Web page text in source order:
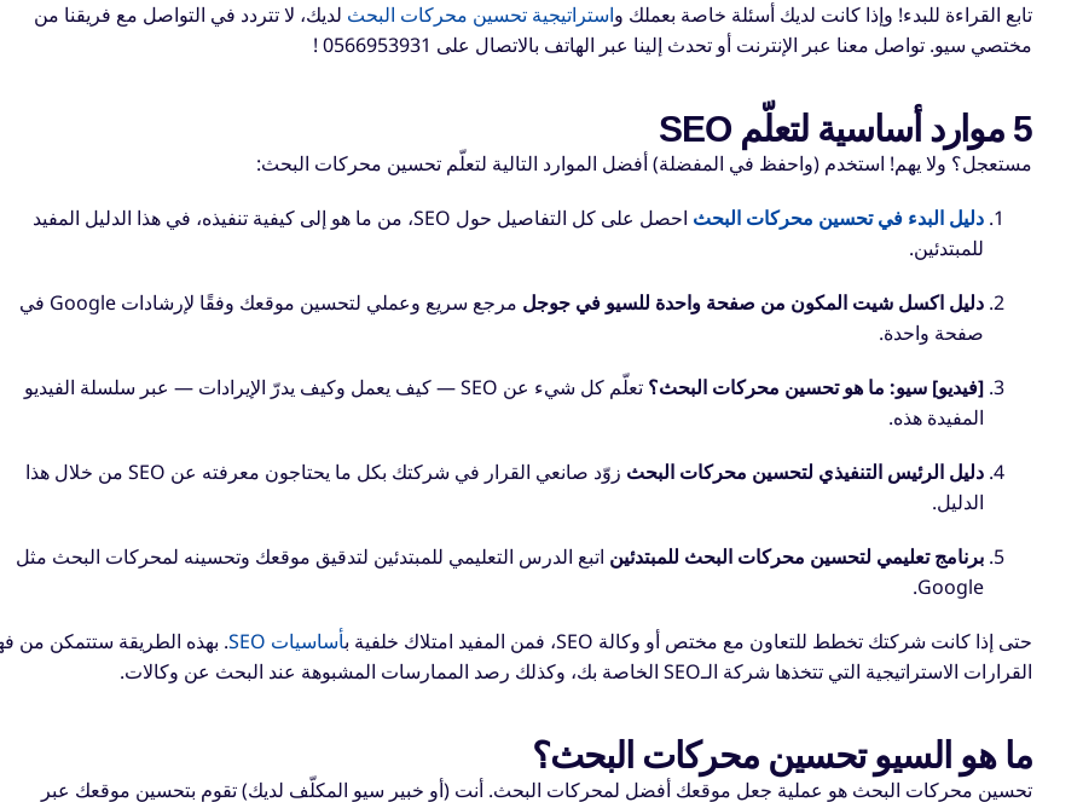
تابع القراءة للبدء! وإذا كانت لديك أسئلة خاصة بعملك واستراتيجية تحسين محركات البحث لديك، لا تتردد في التواصل مع فريقنا من
مختصي سيو. تواصل معنا عبر الإنترنت أو تحدث إلينا عبر الهاتف بالاتصال على 0566953931 !
5 موارد أساسية لتعلّم SEO
مستعجل؟ ولا يهم! استخدم (واحفظ في المفضلة) أفضل الموارد التالية لتعلّم تحسين محركات البحث:
دليل البدء في تحسين محركات البحث
احصل على كل التفاصيل حول SEO، من ما هو إلى كيفية تنفيذه، في هذا الدليل المفيد
للمبتدئين.
دليل اكسل شيت المكون من صفحة واحدة للسيو في جوجل
مرجع سريع وعملي لتحسين موقعك وفقًا لإرشادات Google في
صفحة واحدة.
[فيديو] سيو: ما هو تحسين محركات البحث؟
تعلّم كل شيء عن SEO — كيف يعمل وكيف يدرّ الإيرادات — عبر سلسلة الفيديو
المفيدة هذه.
دليل الرئيس التنفيذي لتحسين محركات البحث
زوّد صانعي القرار في شركتك بكل ما يحتاجون معرفته عن SEO من خلال هذا
الدليل.
برنامج تعليمي لتحسين محركات البحث للمبتدئين اتبع الدرس التعليمي للمبتدئين لتدقيق موقعك وتحسينه لمحركات البحث مثل
Google.
حتى إذا كانت شركتك تخطط للتعاون مع مختص أو وكالة SEO، فمن المفيد امتلاك خلفية ب أساسيات SEO
. بهذه الطريقة ستتمكن من
القرارات الاستراتيجية التي تتخذها شركة الـSEO الخاصة بك، وكذلك رصد الممارسات المشبوهة عند البحث عن وكالات.
ما هو السيو تحسين محركات البحث؟
تحسين محركات البحث هو عملية جعل موقعك أفضل لمحركات البحث. أنت (أو خبير سيو المكلّف لديك) تقوم بتحسين موقعك عبر